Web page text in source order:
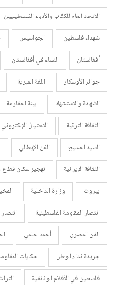
الاتحاد العام للكتّاب والأدباء الفلسطينيين
شهداء فلسطين
الجواسيس
أفغانستان
النساء في أفغانستان
جوائز الأوسكار
اللغة العبرية
الشهادة والاستشهاد
بيئة المقاومة
الثقافة التركية
الاحتيال الإلكتروني
السيد المسيح
الفن الإيطالي
الثقافة الإيرانية
تهجير سكان قطاع
بيروت
وزارة الداخلية
انتصار المقاومة الفلسطينية
الفن المصري
أحمد حلمي
جريدة نداء الوطن
حكايات
فلسطين في الأفلام الوثائقية